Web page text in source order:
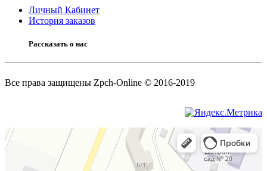
Личный Кабинет
История заказов
Рассказать о нас
Все права защищены Zpch-Online © 2016-2019